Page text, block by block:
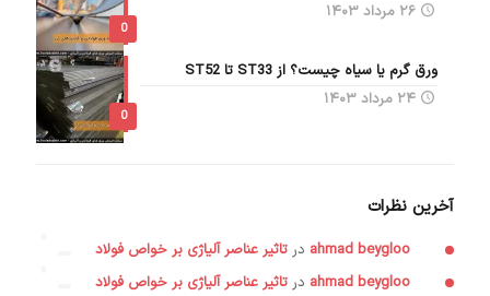
0
۲۶ مرداد ۱۴۰۳
0
ورق گرم یا سیاه چیست؟ از ST33 تا ST52
۲۴ مرداد ۱۴۰۳
آخرین نظرات
ahmad beygloo در تاثیر عناصر آلیاژی بر خواص فولاد
ahmad beygloo در تاثیر عناصر آلیاژی بر خواص فولاد